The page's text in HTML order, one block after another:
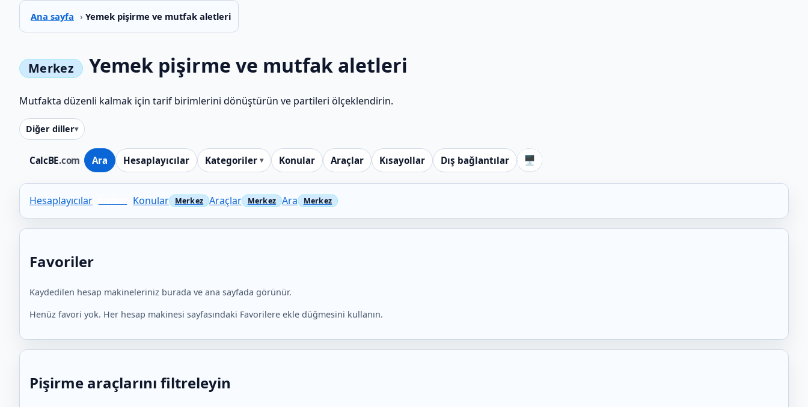
Ana sayfa › Yemek pişirme ve mutfak aletleri
CalcBE.com Ara Hesaplayıcılar Kategoriler Konular Araçlar Kısayollar Dış bağlantılar 🖥️
Yemek pişirme ve mutfak aletleri
Mutfakta düzenli kalmak için tarif birimlerini dönüştürün ve partileri ölçeklendirin.
Diğer diller
Hesaplayıcılar Konular Araçlar Ara
Favoriler
Kaydedilen hesap makineleriniz burada ve ana sayfada görünür.
Henüz favori yok. Her hesap makinesi sayfasındaki Favorilere ekle düğmesini kullanın.
Pişirme araçlarını filtreleyin